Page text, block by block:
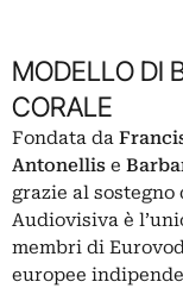
MODELLO DI
CORALE
Fondata da
Antonellis e
grazie al
Audiovisiva è
membri di
europee